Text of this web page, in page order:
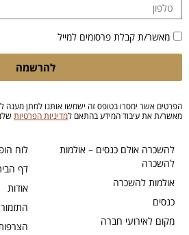
לוח
דף
אודות
להשכרה אולם כנסים – אולמות
להשכרה
אולמות להשכרה
כנסים
מקום לאירועי חברה
מאשר/ת קבלת פרסומים למייל
להרשמה
הפרטים אשר ימסרו בטופס זה ישמשו אותנו למתן מענה
מאשר/ת את עיבוד המידע בהתאם למדיניות הפרטיות